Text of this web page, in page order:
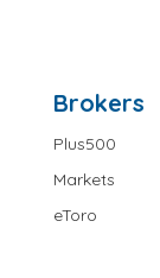
Brokers
Plus500
Markets
eToro